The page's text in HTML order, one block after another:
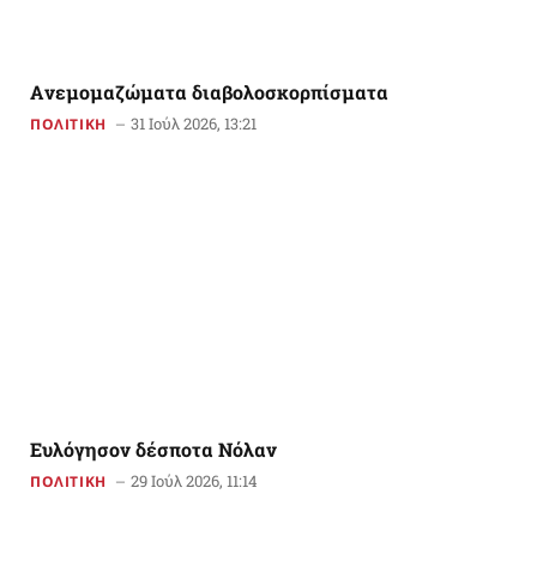
Aνεμομαζώματα διαβολοσκορπίσματα
ΠΟΛΙΤΙΚΗ 31 Ιούλ 2026, 13:21
Ευλόγησον δέσποτα Νόλαν
ΠΟΛΙΤΙΚΗ 29 Ιούλ 2026, 11:14